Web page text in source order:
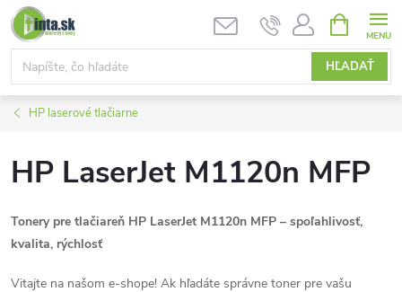
Prejsť
na
obsah
HĽADAŤ
KOŠÍK
HP laserové tlačiarne
HP LaserJet M1120n MFP
Tonery pre tlačiareň HP LaserJet M1120n MFP – spoľahlivosť,
kvalita, rýchlosť
Vitajte na našom e-shope! Ak hľadáte správne toner pre vašu